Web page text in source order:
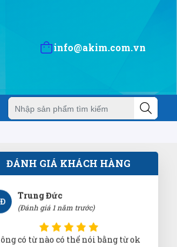
info@akim.com.vn
ĐÁNH GIÁ KHÁCH HÀNG
bạn bè giới thiệu nên mới dùng
phải nói là số 1 luôn
Trung Đức
(Đánh giá 1 năm trước)
Nguyễn Đông
(Đánh giá 1 năm trước)
hàng vì chính sách và tin tưởng